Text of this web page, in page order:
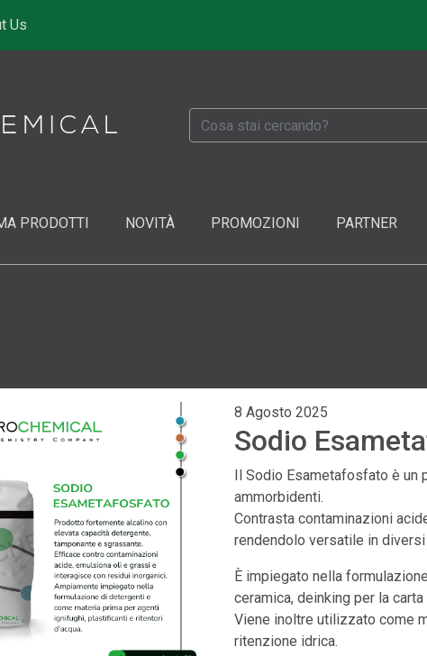
Us
PRODOTTI NOVITÀ PROMOZIONI PARTNER
8 Agosto 2025
Sodio
Il Sodio Esametafosfato è un
ammorbidenti.
Contrasta contaminazioni
rendendolo versatile in
È impiegato nella
ceramica, deinking per la
Viene inoltre utilizzato come
ritenzione idrica.